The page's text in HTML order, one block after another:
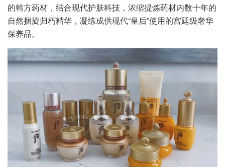
的韩方药材，结合现代护肤科技，浓缩提炼药材内数十年的
自然捆旋归朽精华，凝练成供现代“皇后”使用的宫廷级奢华
保养品。